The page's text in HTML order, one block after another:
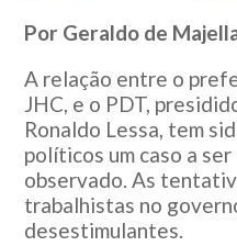
Por Geraldo de
A relação entre o
JHC, e o PDT,
Ronaldo Lessa, tem
políticos um caso a
observado. As
trabalhistas no
desestimulantes.